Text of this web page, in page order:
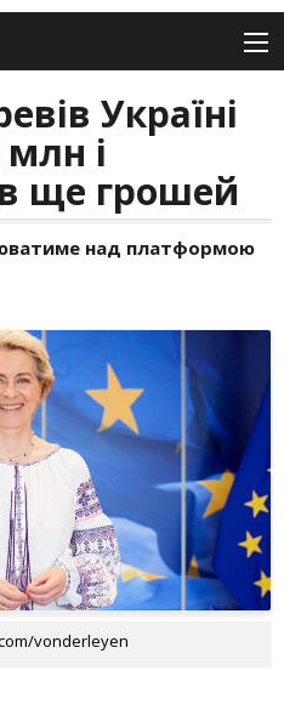
Україні
і
ще грошей
над платформою
vonderleyen